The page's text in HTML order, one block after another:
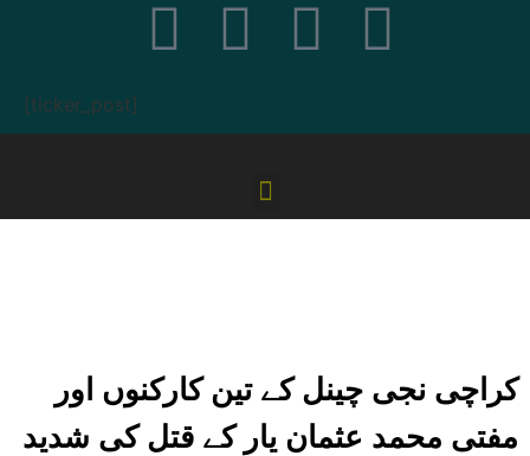
[ticker_post]
کراچی نجی چینل کے تین کارکنوں اور
مفتی محمد عثمان یار کے قتل کی شدید